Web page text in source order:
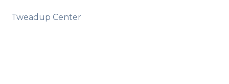
Tweadup Center